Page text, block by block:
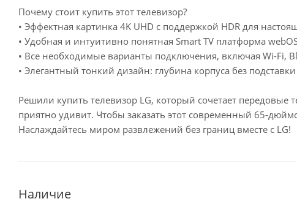
Почему стоит купить этот телевизор?
• Эффектная картинка 4K UHD с поддержкой HDR для
• Удобная и интуитивно понятная Smart TV платформа
• Все необходимые варианты подключения, включая Wi-Fi,
• Элегантный тонкий дизайн: глубина корпуса без
Решили купить телевизор LG, который сочетает
приятно удивит. Чтобы заказать этот современный 65-
Наслаждайтесь миром развлежений без границ вместе с LG!
Наличие